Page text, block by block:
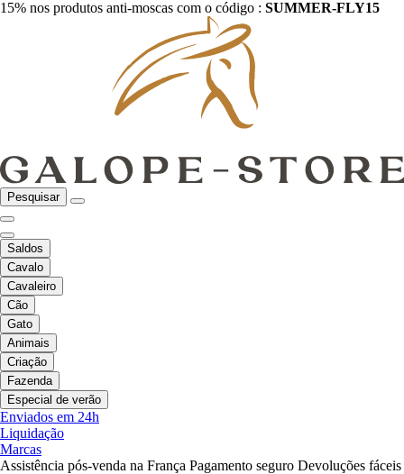
15% nos produtos anti-moscas com o código : SUMMER-FLY15
Pesquisar
Saldos
Cavalo
Cavaleiro
Cão
Gato
Animais
Criação
Fazenda
Especial de verão
Enviados em 24h
Liquidação
Marcas
Assistência pós-venda na França Pagamento seguro Devoluções fáceis